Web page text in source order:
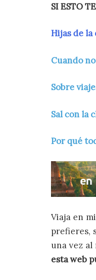
SI ESTO
Hijas de la
Cuando
Sobre
Sal con la
Por qué
Viaja en
prefieres,
una vez al
esta web